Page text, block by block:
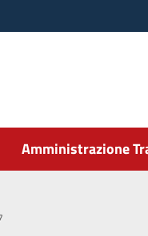
Amministrazione